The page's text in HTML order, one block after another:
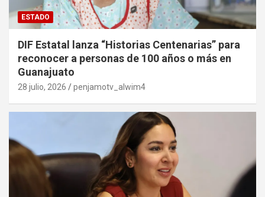
ESTADO
DIF Estatal lanza “Historias Centenarias” para
reconocer a personas de 100 años o más en
Guanajuato
28 julio, 2026 penjamotv_alwim4